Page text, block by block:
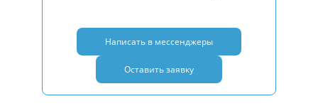
Написать в мессенджеры
Оставить заявку